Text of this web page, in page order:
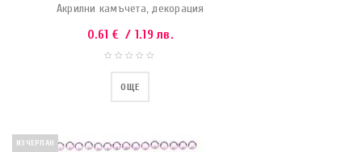
Акрилни камъчета, декорация
0.61 € / 1.19 лв.
ОЩЕ
ИЗЧЕРПАН